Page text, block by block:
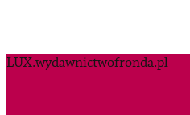
LUX.wydawnictwofronda.pl